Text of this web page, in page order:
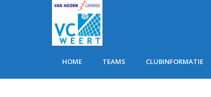
HOME TEAMS CLUBINFORMATIE